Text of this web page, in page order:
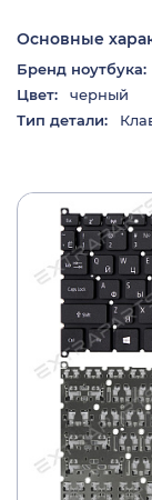
Основные
Бренд ноутбука:
Цвет:
черный
Тип детали: